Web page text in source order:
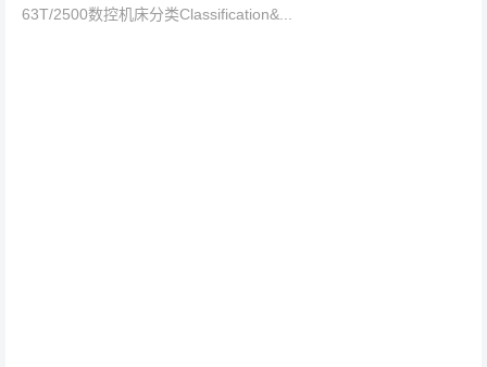
63T/2500数控机床分类Classification&...